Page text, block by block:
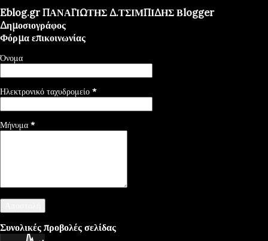
Eblog.gr ΠΑΝΑΓΙΩΤΗΣ Δ.ΤΣΙΜΠΙΔΗΣ Βlogger
Δημοσιογράφος
Φόρμα επικοινωνίας
Όνομα
Ηλεκτρονικό ταχυδρομείο *
Μήνυμα *
Συνολικές προβολές σελίδας